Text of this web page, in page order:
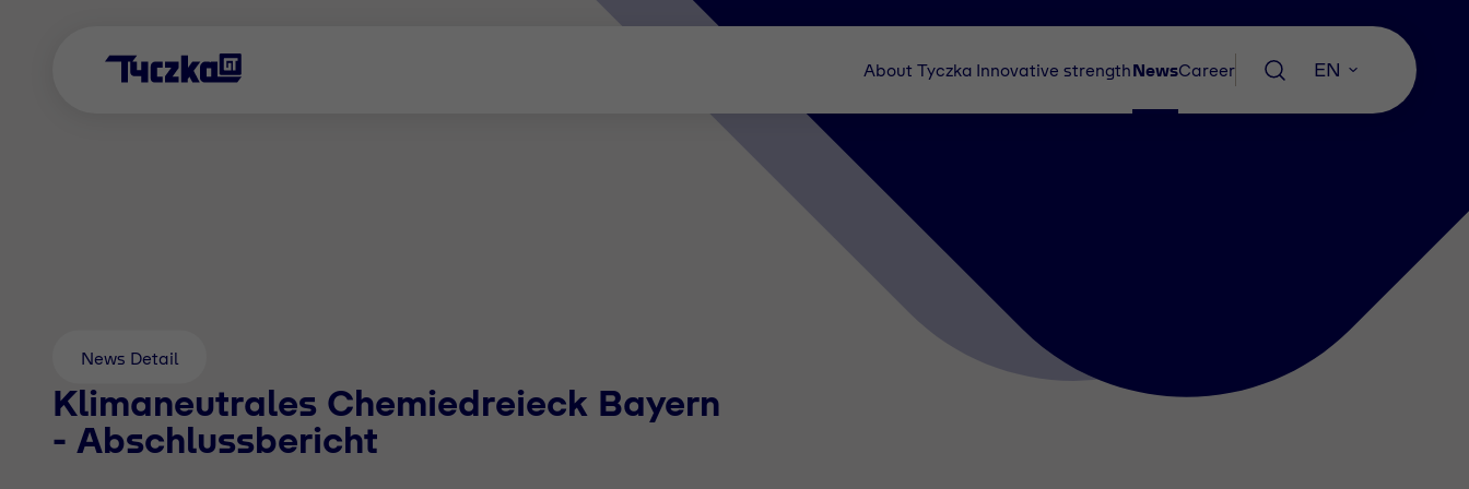
About Tyczka Innovative strengthNewsCareer EN
News Detail
Klimaneutrales Chemiedreieck Bayern
- Abschlussbericht